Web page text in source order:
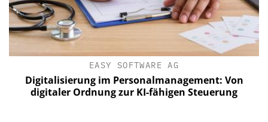
EASY SOFTWARE AG
Digitalisierung im Personalmanagement: Von
digitaler Ordnung zur KI-fähigen Steuerung